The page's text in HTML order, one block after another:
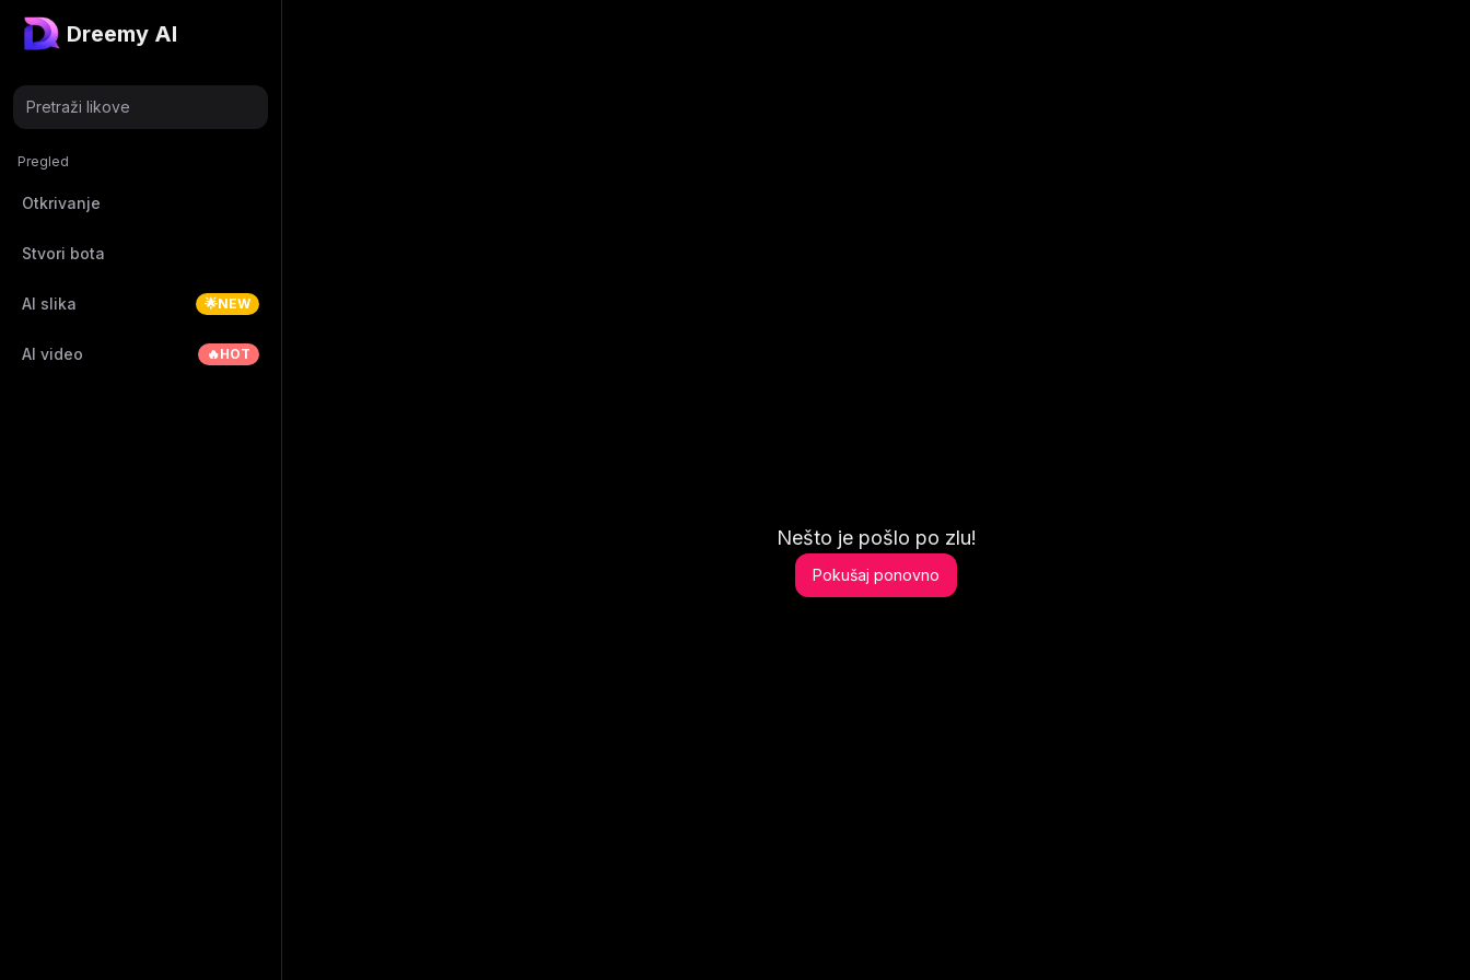
Nešto je pošlo po zlu!
Pokušaj ponovno
Dreemy AI
Pretraži likove
Pregled
Otkrivanje
Stvori bota
AI slika 🌟NEW
AI video 🔥HOT